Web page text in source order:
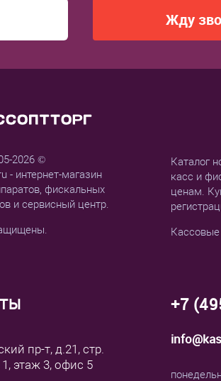
Жду
2026 ©
- интернет-магазин
фискальных
и сервисный центр.
Каталог
касс и
ценам.
пр-т, д.21, стр.
этаж 3, офис 5
+7